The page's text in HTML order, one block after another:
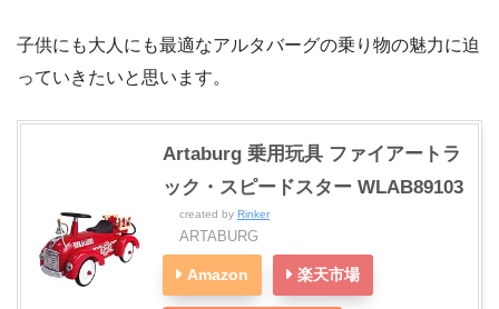
子供にも大人にも最適なアルタバーグの乗り物の魅力に迫
っていきたいと思います。
Artaburg 乗用玩具 ファイアートラ
ック・スピードスター WLAB89103
created by Rinker
ARTABURG
Amazon 楽天市場